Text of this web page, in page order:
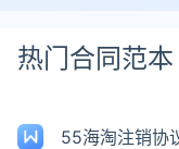
热门合同范本
55海淘注销协